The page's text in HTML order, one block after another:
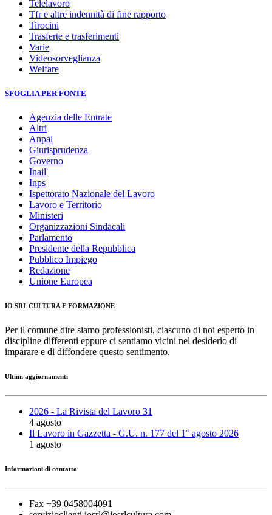
Telelavoro
Tfr e altre indennità di fine rapporto
Tirocini
Trasferte e trasferimenti
Varie
Videosorveglianza
Welfare
SFOGLIA PER FONTE
Agenzia delle Entrate
Altri
Anpal
Giurisprudenza
Governo
Inail
Inps
Ispettorato Nazionale del Lavoro
Lavoro e Territorio
Ministeri
Organizzazioni Sindacali
Parlamento
Presidente della Repubblica
Pubblico Impiego
Redazione
Unione Europea
IO SRL CULTURA E FORMAZIONE
Per il comune dire siamo professionisti, ciascuno di noi esperto in
discipline differenti eppure ci sentiamo vicini nel desiderio di
imparare e di diffondere questo sentimento.
Ultimi aggiornamenti
2026 - La Rivista del Lavoro 31
4 agosto
Il Lavoro in Gazzetta - G.U. n. 177 del 1° agosto 2026
1 agosto
Informazioni di contatto
Fax +39 0458004091